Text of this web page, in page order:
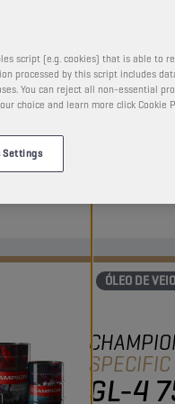
PRODUTO:
totalmente sintético, para
desenvolvido
ÓLEO DE
SPECIFIC
GL-4
script (e.g. cookies) that is able to
processed by this script includes
You can reject all non-essential
choice and learn more click Cookie
Settings